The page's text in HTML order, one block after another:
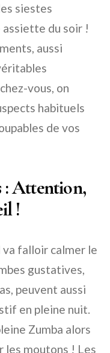
siestes
du soir !
aussi
vous, on
habituels
de vos
: Attention,
!
va falloir calmer le
gustatives,
peuvent aussi
en pleine nuit.
Zumba alors
les moutons ! Les